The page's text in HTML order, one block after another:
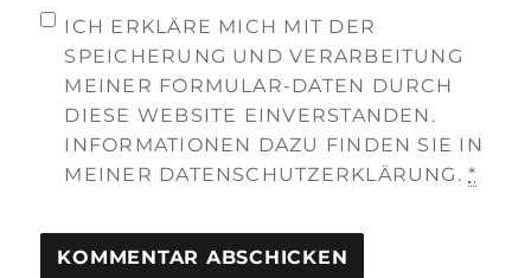
ICH ERKLÄRE MICH MIT DER
SPEICHERUNG UND VERARBEITUNG
MEINER FORMULAR-DATEN DURCH
DIESE WEBSITE EINVERSTANDEN.
INFORMATIONEN DAZU FINDEN SIE IN
MEINER DATENSCHUTZERKLÄRUNG.*